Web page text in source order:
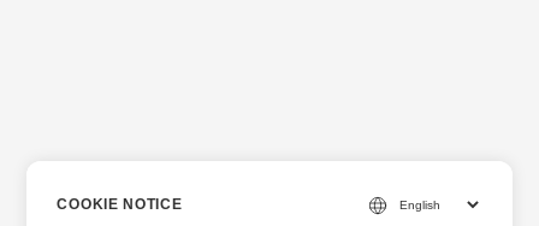
COOKIE NOTICE